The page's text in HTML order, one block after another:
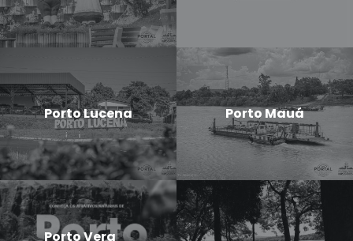
Porto Lucena Porto Mauá
Porto Vera